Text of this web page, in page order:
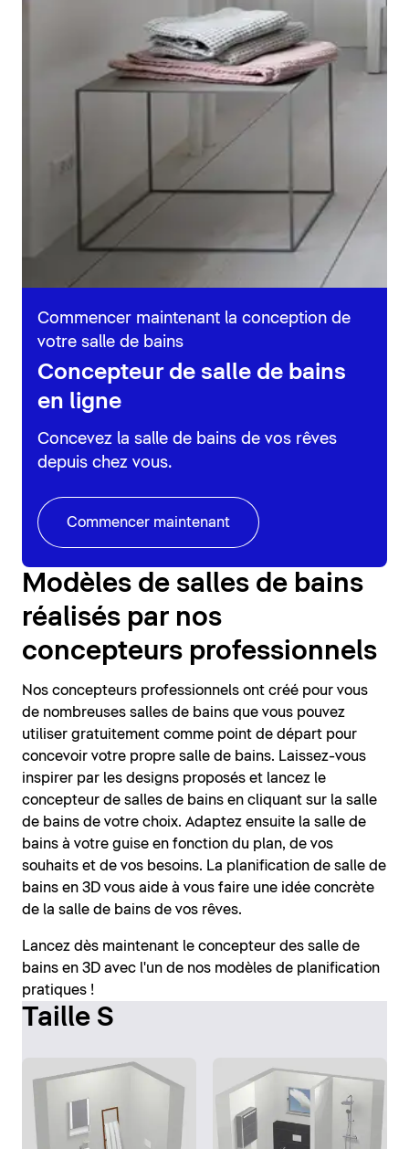
Commencer maintenant la conception de
votre salle de bains
Concepteur de salle de bains
en ligne
Concevez la salle de bains de vos rêves
depuis chez vous.
Commencer maintenant
Modèles de salles de bains
réalisés par nos
concepteurs professionnels
Nos concepteurs professionnels ont créé pour vous
de nombreuses salles de bains que vous pouvez
utiliser gratuitement comme point de départ pour
concevoir votre propre salle de bains. Laissez-vous
inspirer par les designs proposés et lancez le
concepteur de salles de bains en cliquant sur la salle
de bains de votre choix. Adaptez ensuite la salle de
bains à votre guise en fonction du plan, de vos
souhaits et de vos besoins. La planification de salle de
bains en 3D vous aide à vous faire une idée concrète
de la salle de bains de vos rêves.
Lancez dès maintenant le concepteur des salle de
bains en 3D avec l'un de nos modèles de planification
pratiques !
Taille S